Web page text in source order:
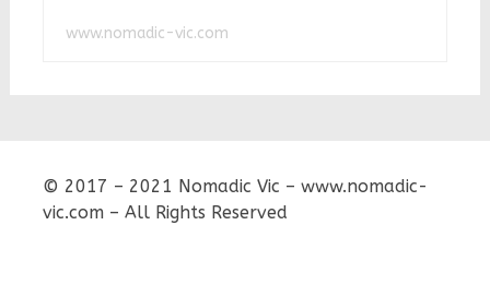
www.nomadic-vic.com
© 2017 – 2021 Nomadic Vic – www.nomadic-
vic.com – All Rights Reserved